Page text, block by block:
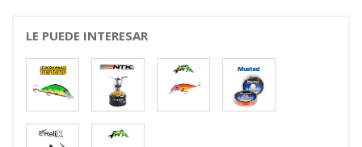
LE PUEDE INTERESAR